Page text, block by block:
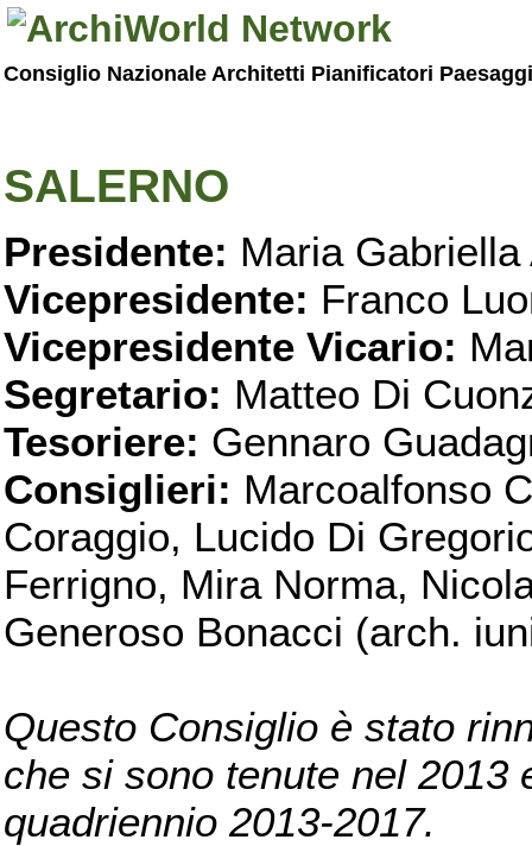
Consiglio Nazionale Architetti Pianificatori
SALERNO
Presidente: Maria Gabriella
Vicepresidente: Franco
Vicepresidente Vicario:
Segretario: Matteo Di
Tesoriere: Gennaro
Consiglieri: Marcoalfonso
Coraggio, Lucido Di
Ferrigno, Mira Norma,
Generoso Bonacci (arch.
Questo Consiglio è stato
che si sono tenute nel 2013
quadriennio 2013-2017.